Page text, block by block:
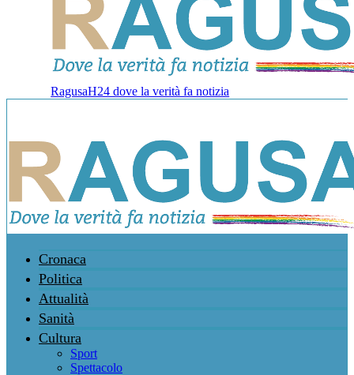
RagusaH24 dove la verità fa notizia
Cronaca
Politica
Attualità
Sanità
Cultura
Sport
Spettacolo